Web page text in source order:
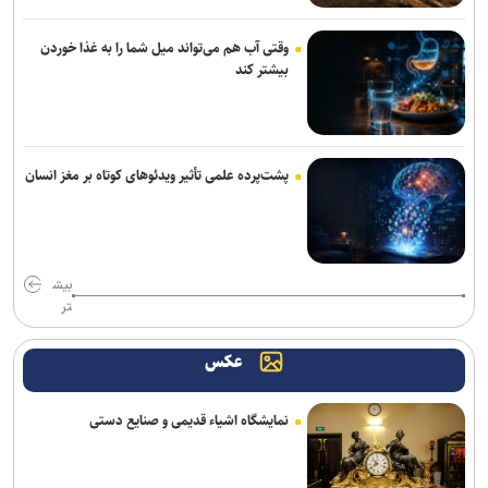
های پایه
برزگر: همای سعادت روی دوش تارتار نشسته است/ عیار واقعی پرسپولیس
از هفته پنجم به بعد مشخص می‌شود
دوری ۴ هفته ای مهران احمدی از تمرین و بازی های استقلال
کامیانی: درخواست میزبانی لیگ قهرمانان فوتسال را می‌دهیم
وزیر ورزش وارد آذربایجان شد
پرچم رقیب بالا رفت و اتفاقی نیفتاد؛ حضور در قهرمانی کشتی جهان با
بادیگارد!
آذربایجان؛ میزبانی که در ۳۰ وزن حتی یک بار هم پرچمش بالا نرفت!
ادامه مذاکرات پیکان و شکاری
پشت‌پرده بند فسخ قرارداد ۱۰۰ میلیونی استقلال و رضاییان
وقتی آب هم می‌تواند میل شما را به غذا خوردن
بیشتر کند
پشت‌پرده علمی تأثیر ویدئو‌های کوتاه بر مغز انسان
بیش
تر
عکس
نمایشگاه اشیاء قدیمی و صنایع دستی